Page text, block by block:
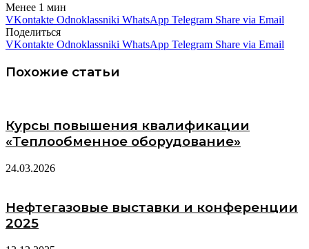
Менее 1 мин
VKontakte Odnoklassniki WhatsApp Telegram Share via Email
Поделиться
VKontakte Odnoklassniki WhatsApp Telegram Share via Email
Похожие статьи
Курсы повышения квалификации
«Теплообменное оборудование»
24.03.2026
Нефтегазовые выставки и конференции
2025